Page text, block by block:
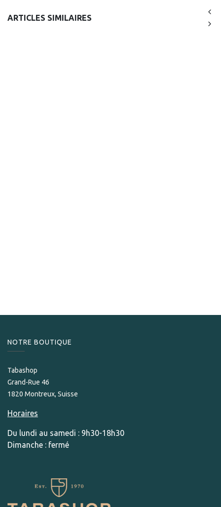
ARTICLES SIMILAIRES
NOTRE BOUTIQUE
Tabashop
Grand-Rue 46
1820 Montreux, Suisse
Horaires
Du lundi au samedi : 9h30-18h30
Dimanche : fermé